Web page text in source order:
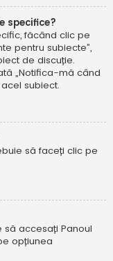
specifice?
făcând clic pe
pentru subiecte”,
de discuție.
„Notifica-mă când
subiect.
să faceți clic pe
accesați Panoul
opțiunea